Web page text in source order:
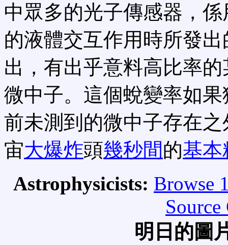
中眾多的光子傳感器，
的液體交互作用時所發
出，有出乎意料高比率
微中子。這個蛻變率如
前未測到的微中子存在
宙大爆炸頭幾秒間的基本
Astrophysicists: Browse
明日的圖